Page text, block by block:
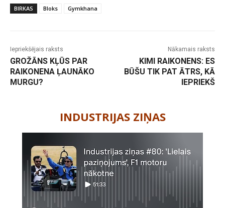
BIRKAS Bloks Gymkhana
Iepriekšējais raksts
GROŽĀNS KĻŪS PAR
RAIKONENA ĻAUNĀKO
MURGU?
Nākamais raksts
KIMI RAIKONENS: ES
BŪŠU TIK PAT ĀTRS, KĀ
IEPRIEKŠ
INDUSTRIJAS ZIŅAS